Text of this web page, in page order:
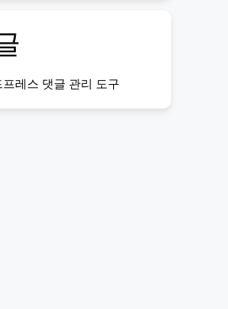
프레스 댓글 관리 도구